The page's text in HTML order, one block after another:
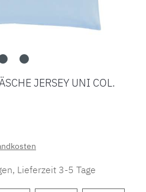
JERSEY UNI COL.
Lieferzeit 3-5 Tage